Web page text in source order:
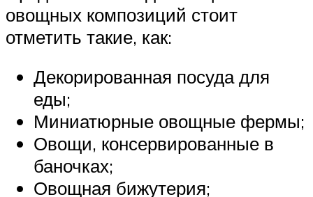
овощных композиций стоит
отметить такие, как:
Декорированная посуда для
еды;
Миниатюрные овощные фермы;
Овощи, консервированные в
баночках;
Овощная бижутерия;